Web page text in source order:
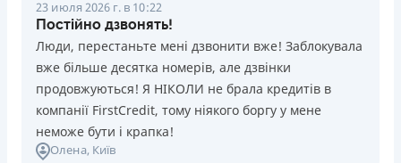
23 июля 2026 г. в 10:22
Постійно дзвонять!
Люди, перестаньте мені дзвонити вже! Заблокувала
вже більше десятка номерів, але дзвінки
продовжуються! Я НІКОЛИ не брала кредитів в
компанії FirstCredit, тому ніякого боргу у мене
неможе бути і крапка!
Олена, Київ